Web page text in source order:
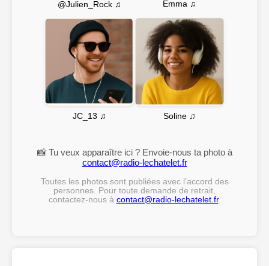
@Julien_Rock ♫ Emma ♫
JC_13 ♫ Soline ♫
📸 Tu veux apparaître ici ? Envoie-nous ta photo à
contact@radio-lechatelet.fr
Toutes les photos sont publiées avec l’accord des
personnes. Pour toute demande de retrait,
contactez-nous à contact@radio-lechatelet.fr.